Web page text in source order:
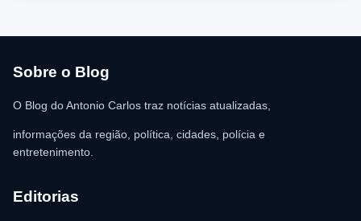
para as providências legais.
Sobre o Blog
O Blog do Antonio Carlos traz notícias atualizadas,
informações da região, política, cidades, polícia e
entretenimento.
Editorias